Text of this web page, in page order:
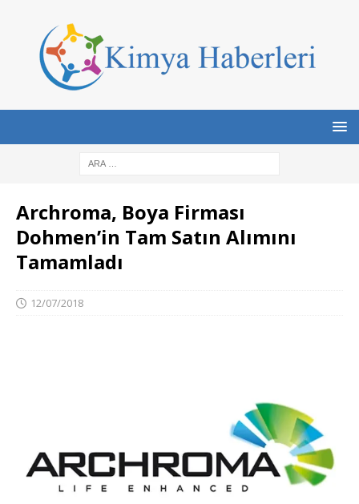
Archroma, Boya Firması
Dohmen’in Tam Satın Alımını
Tamamladı
12/07/2018